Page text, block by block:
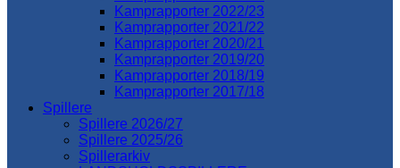
Kamprapporter 2022/23
Kamprapporter 2021/22
Kamprapporter 2020/21
Kamprapporter 2019/20
Kamprapporter 2018/19
Kamprapporter 2017/18
Spillere
Spillere 2026/27
Spillere 2025/26
Spillerarkiv